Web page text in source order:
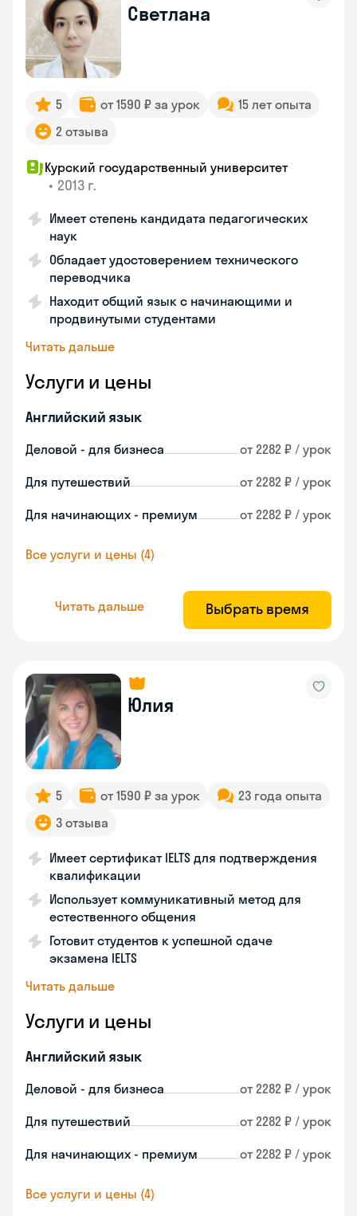
Светлана
5 от 1590 ₽ за урок
15 лет опыта
2 отзыва
Курский государственный университет
• 2013 г.
Имеет степень кандидата педагогических
наук
Обладает удостоверением технического
переводчика
Находит общий язык с начинающими и
продвинутыми студентами
Читать дальше
Услуги и цены
Английский язык
Деловой - для бизнеса от 2282 ₽ / урок
Для путешествий от 2282 ₽ / урок
Для начинающих - премиум от 2282 ₽ / урок
Все услуги и цены (4)
Читать дальше Выбрать время
Юлия
5 от 1590 ₽ за урок
23 года опыта
3 отзыва
Имеет сертификат IELTS для подтверждения
квалификации
Использует коммуникативный метод для
естественного общения
Готовит студентов к успешной сдаче
экзамена IELTS
Читать дальше
Услуги и цены
Английский язык
Деловой - для бизнеса от 2282 ₽ / урок
Для путешествий от 2282 ₽ / урок
Для начинающих - премиум от 2282 ₽ / урок
Все услуги и цены (4)